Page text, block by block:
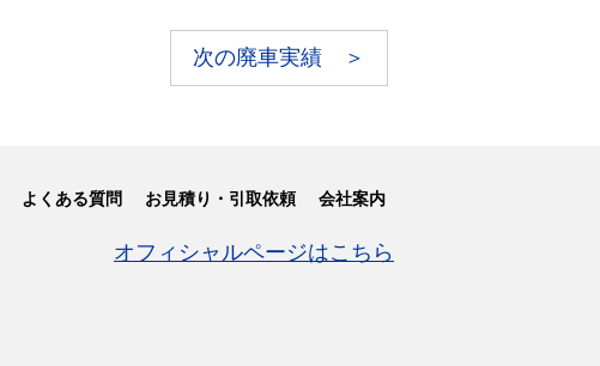
次の廃車実績 ＞
よくある質問 お見積り・引取依頼 会社案内
オフィシャルページはこちら